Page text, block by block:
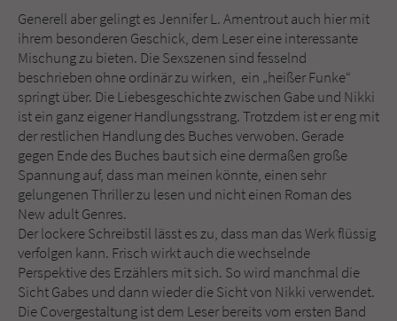
Generell aber gelingt es Jennifer L. Amentrout auch hier mit
ihrem besonderen Geschick, dem Leser eine interessante
Mischung zu bieten. Die Sexszenen sind fesselnd
beschrieben ohne ordinär zu wirken, ein „heißer Funke“
springt über. Die Liebesgeschichte zwischen Gabe und Nikki
ist ein ganz eigener Handlungsstrang. Trotzdem ist er eng mit
der restlichen Handlung des Buches verwoben. Gerade
gegen Ende des Buches baut sich eine dermaßen große
Spannung auf, dass man meinen könnte, einen sehr
gelungenen Thriller zu lesen und nicht einen Roman des
New adult Genres.
Der lockere Schreibstil lässt es zu, dass man das Werk flüssig
verfolgen kann. Frisch wirkt auch die wechselnde
Perspektive des Erzählers mit sich. So wird manchmal die
Sicht Gabes und dann wieder die Sicht von Nikki verwendet.
Die Covergestaltung ist dem Leser bereits vom ersten Band